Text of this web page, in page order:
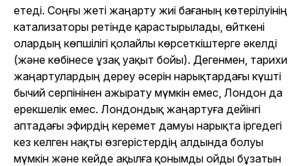
етеді. Соңғы жеті жаңарту жиі бағаның көтерілуінің
катализаторы ретінде қарастырылады, өйткені
олардың көпшілігі қолайлы көрсеткіштерге әкелді
(және көбінесе ұзақ уақыт бойы). Дегенмен, тарихи
жаңартулардың дереу әсерін нарықтардағы күшті
бычий серпінінен ажырату мүмкін емес, Лондон да
ерекшелік емес. Лондондық жаңартуға дейінгі
аптадағы эфирдің керемет дамуы нарықта іргедегі
кез келген нақты өзгерістердің алдында болуы
мүмкін және кейде ақылға қонымды ойды бұзатын